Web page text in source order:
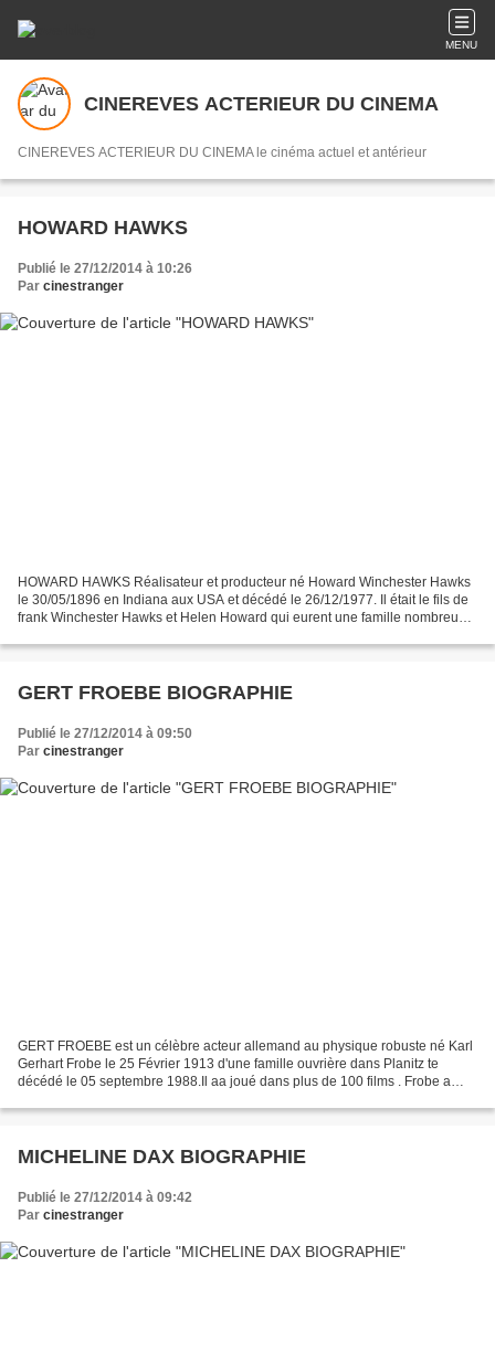
MENU
CINEREVES ACTERIEUR DU CINEMA
CINEREVES ACTERIEUR DU CINEMA le cinéma actuel et antérieur
HOWARD HAWKS
Publié le 27/12/2014 à 10:26
Par cinestranger
HOWARD HAWKS Réalisateur et producteur né Howard Winchester Hawks
le 30/05/1896 en Indiana aux USA et décédé le 26/12/1977. Il était le fils de
frank Winchester Hawks et Helen Howard qui eurent une famille nombreuse.
GERT FROEBE BIOGRAPHIE
Publié le 27/12/2014 à 09:50
Par cinestranger
GERT FROEBE est un célèbre acteur allemand au physique robuste né Karl
Gerhart Frobe le 25 Février 1913 d'une famille ouvrière dans Planitz te
décédé le 05 septembre 1988.Il aa joué dans plus de 100 films . Frobe a
MICHELINE DAX BIOGRAPHIE
Publié le 27/12/2014 à 09:42
Par cinestranger